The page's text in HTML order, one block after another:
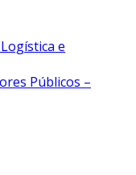
e
Públicos –